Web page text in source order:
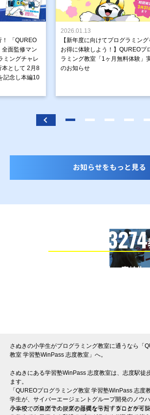
！ 「QUREO
面監修マン
ミングチャレ
本として 2月8
記念し本編10
2026.01.13
【新年度に向けてプログラミング
お得に体験しよう！】QUREOプ
ラミング教室「1ヶ月無料体験」
のお知らせ
お知らせをもっと見る
3274
全国の小学生・中学生・高校生
さぬきの小学生がプログラミング教室に通うなら「
教室 学習塾WinPass 志度教室」へ。
さぬきにある学習塾WinPass 志度教室は、志度駅徒
ます。
「QUREOプログラミング教室 学習塾WinPass 志度
学生が、サイバーエージェントグループ開発のノウ
ラムで、プログラミングの基礎を学習することが可
小学校での集団での授業とは異なった「プログラミ